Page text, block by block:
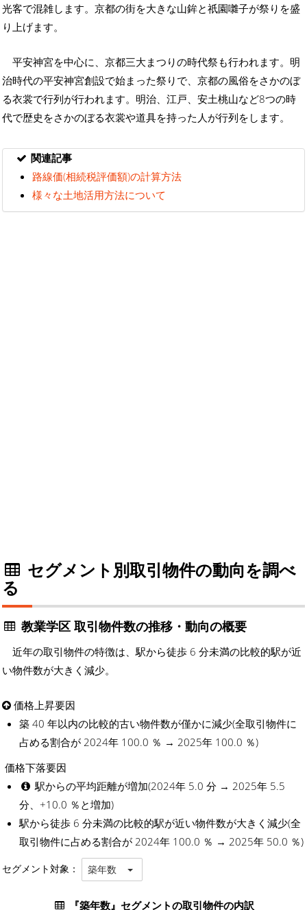
光客で混雑します。京都の街を大きな山鉾と祇園囃子が祭りを盛
り上げます。
平安神宮を中心に、京都三大まつりの時代祭も行われます。明
治時代の平安神宮創設で始まった祭りで、京都の風俗をさかのぼ
る衣裳で行列が行われます。明治、江戸、安土桃山など8つの時
代で歴史をさかのぼる衣裳や道具を持った人が行列をします。
関連記事
路線価(相続税評価額)の計算方法
様々な土地活用方法について
セグメント別取引物件の動向を調べ
る
教業学区 取引物件数の推移・動向の概要
近年の取引物件の特徴は、駅から徒歩 6 分未満の比較的駅が近
い物件数が大きく減少。
価格上昇要因
築 40 年以内の比較的古い物件数が僅かに減少(全取引物件に
占める割合が 2024年 100.0 ％ → 2025年 100.0 ％)
価格下落要因
駅からの平均距離が増加(2024年 5.0 分 → 2025年 5.5
分、+10.0 ％と増加)
駅から徒歩 6 分未満の比較的駅が近い物件数が大きく減少(全
取引物件に占める割合が 2024年 100.0 ％ → 2025年 50.0 ％)
セグメント対象： 築年数
『築年数』セグメントの取引物件の内訳